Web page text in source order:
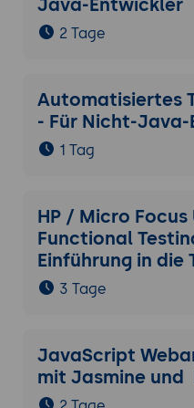
Java-Entwickler
2 Tage
Automatisiertes
- Für Nicht-
1 Tag
HP / Micro Focus
Functional
Einführung in
3 Tage
JavaScript
mit Jasmine und